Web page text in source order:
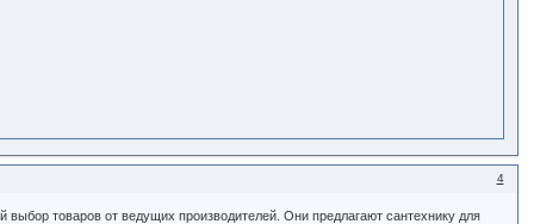
4
товаров от ведущих производителей. Они предлагают сантехнику для